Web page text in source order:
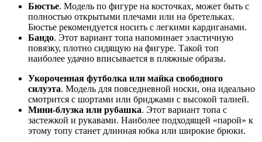
Бюстье. Модель по фигуре на косточках, может быть с
полностью открытыми плечами или на бретельках.
Бюстье рекомендуется носить с легкими кардиганами.
Бандо. Этот вариант топа напоминает эластичную
повязку, плотно сидящую на фигуре. Такой топ
наиболее удачно вписывается в пляжные образы.
Укороченная футболка или майка свободного
силуэта. Модель для повседневной носки, она идеально
смотрится с шортами или бриджами с высокой талией.
Мини-блузка или рубашка. Этот вариант топа с
застежкой и рукавами. Наиболее подходящей «парой» к
этому топу станет длинная юбка или широкие брюки.